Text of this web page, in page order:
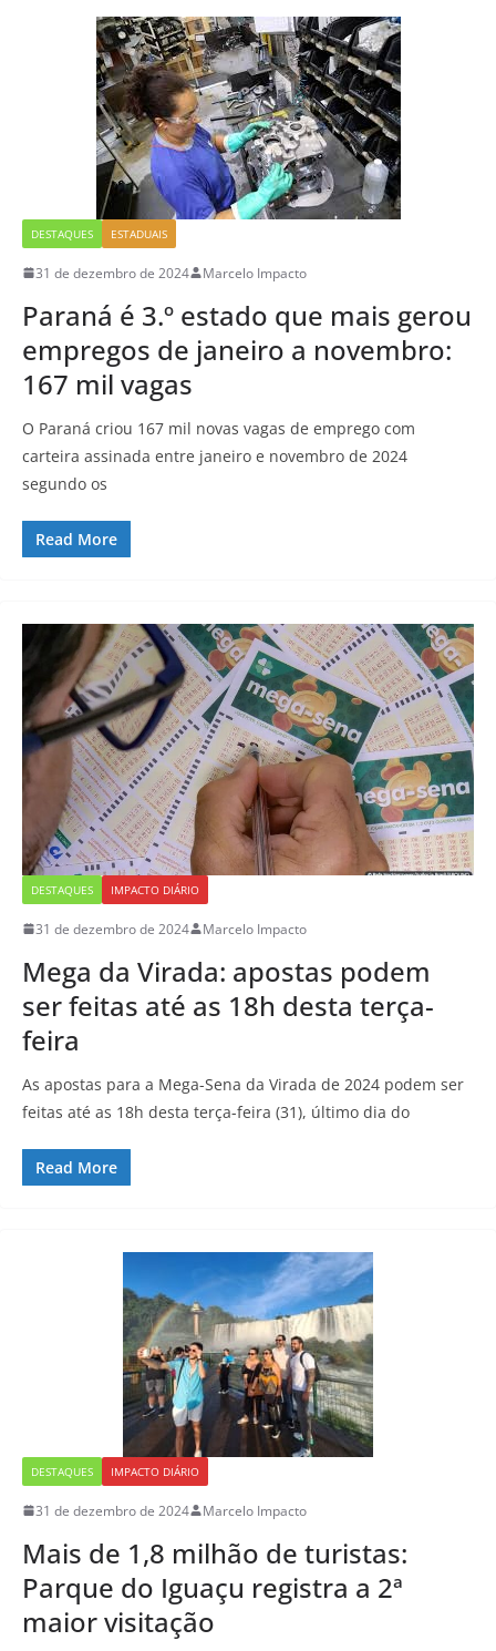
DESTAQUES ESTADUAIS
31 de dezembro de 2024 Marcelo Impacto
Paraná é 3.º estado que mais gerou
empregos de janeiro a novembro:
167 mil vagas
O Paraná criou 167 mil novas vagas de emprego com
carteira assinada entre janeiro e novembro de 2024
segundo os
Read More
DESTAQUES IMPACTO DIÁRIO
31 de dezembro de 2024 Marcelo Impacto
Mega da Virada: apostas podem
ser feitas até as 18h desta terça-
feira
As apostas para a Mega-Sena da Virada de 2024 podem ser
feitas até as 18h desta terça-feira (31), último dia do
Read More
DESTAQUES IMPACTO DIÁRIO
31 de dezembro de 2024 Marcelo Impacto
Mais de 1,8 milhão de turistas:
Parque do Iguaçu registra a 2ª
maior visitação